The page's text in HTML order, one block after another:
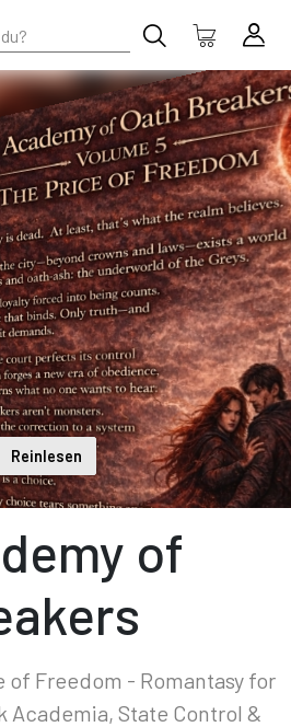
Reinlesen
of
of Freedom - Romantasy for
Academia, State Control &